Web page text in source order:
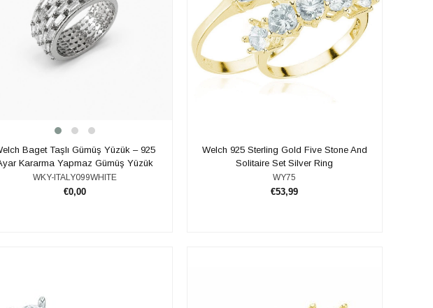
Baget Taşlı Gümüş Yüzük – 925
Kararma Yapmaz Gümüş Yüzük
WKY-ITALY099WHITE
€0,00
Welch 925 Sterling Gold Five Stone And
Solitaire Set Silver Ring
WY75
€53,99